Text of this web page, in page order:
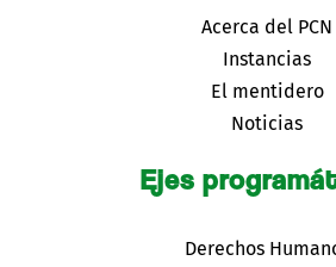
Acerca del PCN
Instancias
El mentidero
Noticias
Ejes
Derechos